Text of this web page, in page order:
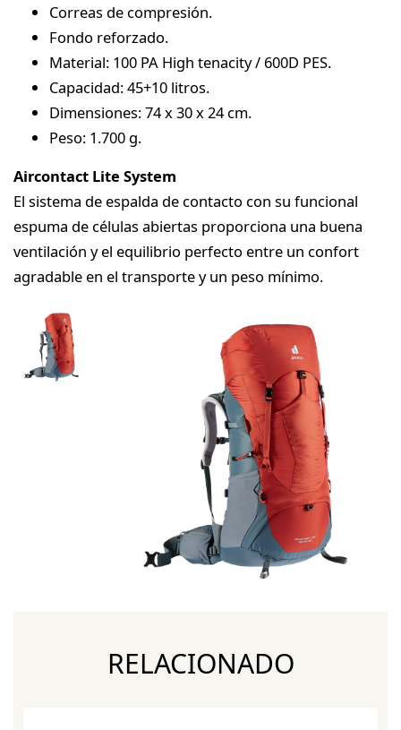
Correas de compresión.
Fondo reforzado.
Material: 100 PA High tenacity / 600D PES.
Capacidad: 45+10 litros.
Dimensiones: 74 x 30 x 24 cm.
Peso: 1.700 g.
Aircontact Lite System
El sistema de espalda de contacto con su funcional
espuma de células abiertas proporciona una buena
ventilación y el equilibrio perfecto entre un confort
agradable en el transporte y un peso mínimo.
RELACIONADO